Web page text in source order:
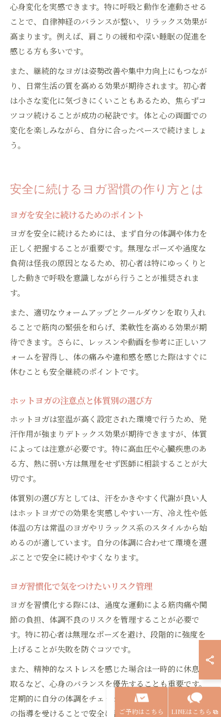
心身変化を実感できます。特に呼吸と動作を連動させる
ことで、自律神経のバランスが整い、リラックス効果が
高まります。例えば、肩こりの緩和や深い睡眠の促進を
感じる方も多いです。
また、継続的なヨガは姿勢改善や集中力向上にもつなが
り、日常生活の質を高める効果が期待されます。初心者
は小さな変化に気づきにくいこともあるため、焦らずコ
ツコツ続けることが成功の秘訣です。体と心の両面での
変化を楽しみながら、自分に合ったペースで続けましょ
う。
安全に続けるヨガ習慣の作り方とは
ヨガを安全に続けるためのポイント
ヨガを安全に続けるためには、まず自分の体調や体力を
正しく把握することが重要です。無理なポーズや過度な
負荷は怪我の原因となるため、初心者は特にゆっくりと
した動きで呼吸を意識しながら行うことが推奨されま
す。
また、適切なウォームアップとクールダウンを取り入れ
ることで筋肉の緊張を和らげ、柔軟性を高める効果が期
待できます。さらに、レッスンや動画を参考に正しいフ
ォームを習得し、体の痛みや違和感を感じた際はすぐに
休むことも安全継続のポイントです。
ホットヨガの注意点と体質別の選び方
ホットヨガは室温が高く設定された環境で行うため、発
汗作用が強まりデトックス効果が期待できますが、体質
によっては注意が必要です。特に高血圧や心臓疾患のあ
る方、熱に弱い方は無理をせず医師に相談することが大
切です。
体質別の選び方としては、汗をかきやすく代謝が良い人
はホットヨガでの効果を実感しやすい一方、冷え性や低
体温の方は常温のヨガやリラックス系のスタイルから始
めるのが適しています。自分の体調に合わせて環境を選
ぶことで安全に続けやすくなります。
ヨガ習慣化で気をつけたいリスク管理
ヨガを習慣化する際には、過度な運動による筋肉痛や関
節の負担、体調不良のリスクを管理することが必要で
す。特に初心者は無理なポーズを避け、段階的に強度を
上げることが失敗を防ぐコツです。
また、精神的なストレスを感じた場合は一時的に休息を
取るなど、心身のバランスを優先することも重要です。
定期的に自分の体調をチェックし、必要に応じて専門家
の指導を受けることで安全に習慣化が可能になります。
ご予約はこちら LINEはこちら